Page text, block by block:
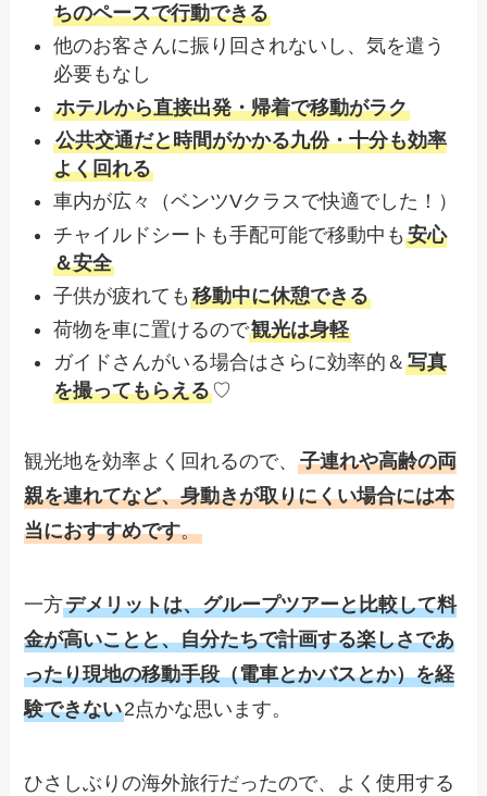
ちのペースで行動できる
他のお客さんに振り回されないし、気を遣う
必要もなし
ホテルから直接出発・帰着で移動がラク
公共交通だと時間がかかる九份・十分も効率
よく回れる
車内が広々（ベンツVクラスで快適でした！）
チャイルドシートも手配可能で移動中も安心
＆安全
子供が疲れても移動中に休憩できる
荷物を車に置けるので観光は身軽
ガイドさんがいる場合はさらに効率的＆写真
を撮ってもらえる♡
観光地を効率よく回れるので、子連れや高齢の両
親を連れてなど、身動きが取りにくい場合には本
当におすすめです。
一方デメリットは、グループツアーと比較して料
金が高いことと、自分たちで計画する楽しさであ
ったり現地の移動手段（電車とかバスとか）を経
験できない2点かな思います。
ひさしぶりの海外旅行だったので、よく使用する